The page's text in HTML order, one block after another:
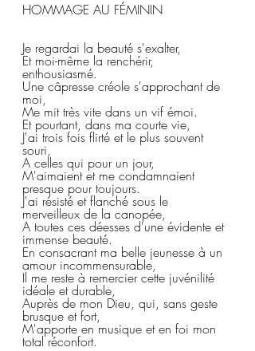
HOMMAGE AU FÉMININ
Je regardai la beauté s'exalter,
Et moi-même la renchérir,
enthousiasmé.
Une câpresse créole s'approchant de
moi,
Me mit très vite dans un vif émoi.
Et pourtant, dans ma courte vie,
J'ai trois fois flirté et le plus souvent
souri,
A celles qui pour un jour,
M'aimaient et me condamnaient
presque pour toujours.
J'ai résisté et flanché sous le
merveilleux de la canopée,
A toutes ces déesses d'une évidente et
immense beauté.
En consacrant ma belle jeunesse à un
amour incommensurable,
Il me reste à remercier cette juvénilité
idéale et durable,
Auprès de mon Dieu, qui, sans geste
brusque et fort,
M'apporte en musique et en foi mon
total réconfort.